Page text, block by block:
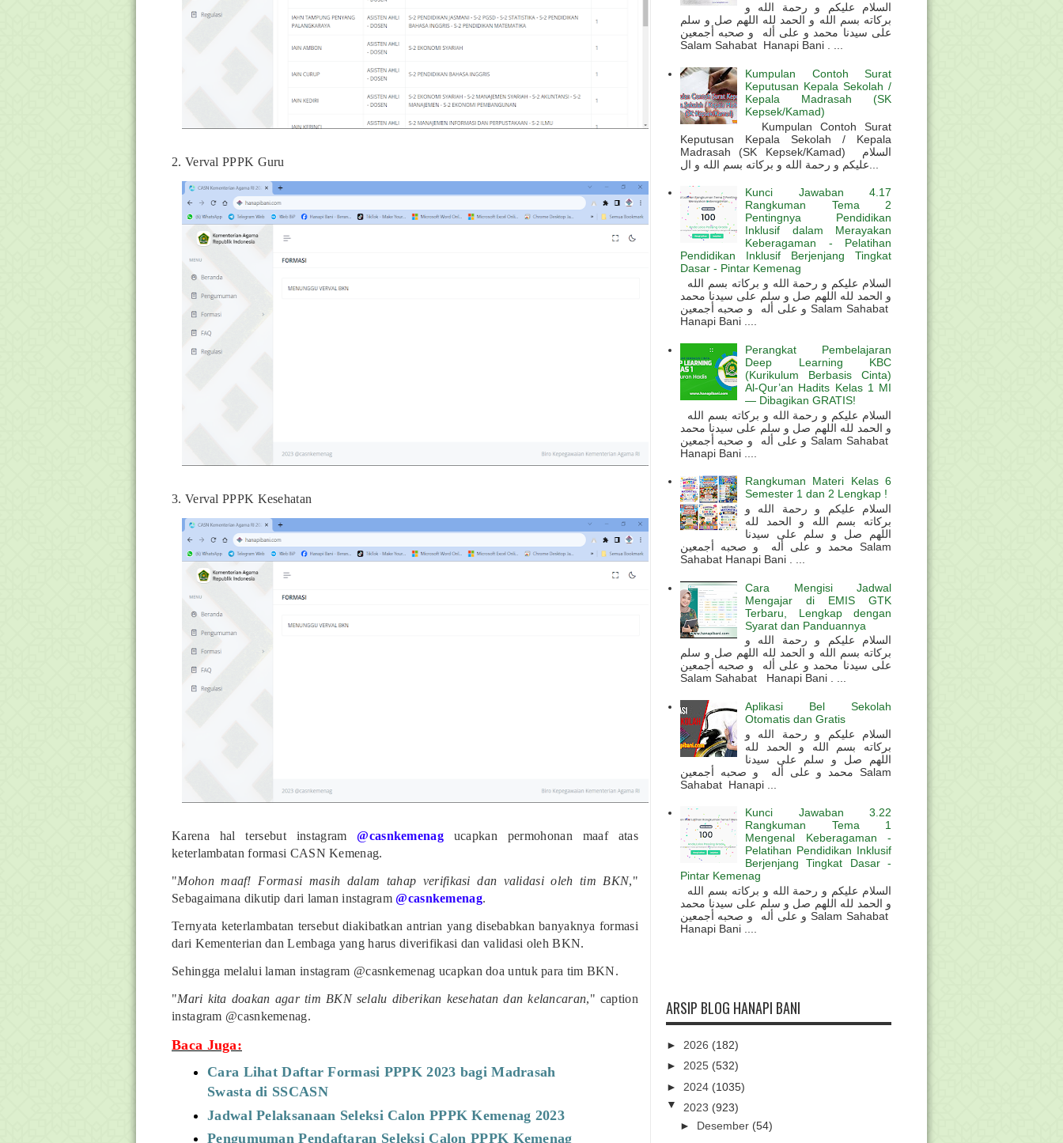
2. Verval PPPK Guru
3. Verval PPPK Kesehatan
Karena hal tersebut instagram@casnkemenagucapkan permohonan maaf atas
keterlambatan formasi CASN Kemenag.
"Mohon maaf! Formasi masih dalam tahap verifikasi dan validasi oleh tim BKN,"
Sebagaimana dikutip dari laman instagram@casnkemenag.
Ternyata keterlambatan tersebut diakibatkan antrian yang disebabkan banyaknya formasi
dari Kementerian dan Lembaga yang harus diverifikasi dan validasi oleh BKN.
Sehingga melalui laman instagram @casnkemenag ucapkan doa untuk para tim BKN.
"Mari kita doakan agar tim BKN selalu diberikan kesehatan dan kelancaran," caption
instagram @casnkemenag.
Baca Juga:
Cara Lihat Daftar Formasi PPPK 2023 bagi Madrasah
Swasta di SSCASN
Jadwal Pelaksanaan Seleksi Calon PPPK Kemenag 2023
Pengumuman Pendaftaran Seleksi Calon PPPK Kemenag
السلام عليكم و رحمة الله و
بركاته بسم الله و الحمد لله اللهم صل و سلم
على سيدنا محمد و على أله و صحبه أجمعين
Salam Sahabat Hanapi Bani . ...
Kumpulan Contoh Surat
Keputusan Kepala Sekolah /
Kepala Madrasah (SK
Kepsek/Kamad)
Kumpulan Contoh Surat
Keputusan Kepala Sekolah / Kepala
Madrasah (SK Kepsek/Kamad) السلام
Kunci Jawaban 4.17
Rangkuman Tema 2
Pentingnya Pendidikan
Inklusif dalam Merayakan
Keberagaman - Pelatihan
Pendidikan Inklusif Berjenjang Tingkat
Dasar - Pintar Kemenag
و الحمد لله اللهم صل و سلم على سيدنا محمد
و على أله و صحبه أجمعين Salam Sahabat
Hanapi Bani ....
Perangkat Pembelajaran
Deep Learning KBC
(Kurikulum Berbasis Cinta)
Al-Qur’an Hadits Kelas 1 MI
— Dibagikan GRATIS!
و الحمد لله اللهم صل و سلم على سيدنا محمد
و على أله و صحبه أجمعين Salam Sahabat
Hanapi Bani ....
Rangkuman Materi Kelas 6
Semester 1 dan 2 Lengkap !
السلام عليكم و رحمة الله و
بركاته بسم الله و الحمد لله
اللهم صل و سلم على سيدنا
محمد و على أله و صحبه أجمعين Salam
Sahabat Hanapi Bani . ...
Cara Mengisi Jadwal
Mengajar di EMIS GTK
Terbaru, Lengkap dengan
Syarat dan Panduannya
السلام عليكم و رحمة الله و
بركاته بسم الله و الحمد لله اللهم صل و سلم
على سيدنا محمد و على أله و صحبه أجمعين
Salam Sahabat Hanapi Bani . ...
Aplikasi Bel Sekolah
Otomatis dan Gratis
السلام عليكم و رحمة الله و
بركاته بسم الله و الحمد لله
اللهم صل و سلم على سيدنا
محمد و على أله و صحبه أجمعين Salam
Sahabat Hanapi ...
Kunci Jawaban 3.22
Rangkuman Tema 1
Mengenal Keberagaman -
Pelatihan Pendidikan Inklusif
Berjenjang Tingkat Dasar -
Pintar Kemenag
و الحمد لله اللهم صل و سلم على سيدنا محمد
و على أله و صحبه أجمعين Salam Sahabat
Hanapi Bani ....
ARSIP BLOG HANAPI BANI
► 2026 (182)
► 2025 (532)
► 2024 (1035)
▼ 2023 (923)
► Desember (54)